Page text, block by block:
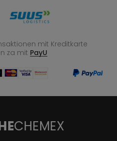
mit Kreditkarte
za mit PayU
CHEMEX